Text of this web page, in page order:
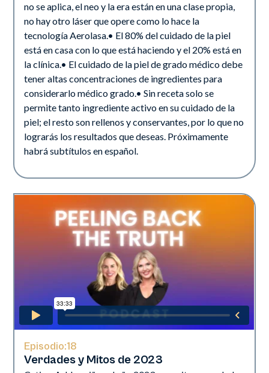
no se aplica, el neo y la era están en una clase propia,
no hay otro láser que opere como lo hace la
tecnología Aerolasa.• El 80% del cuidado de la piel
está en casa con lo que está haciendo y el 20% está en
la clínica.• El cuidado de la piel de grado médico debe
tener altas concentraciones de ingredientes para
considerarlo médico grado.• Sin receta solo se
permite tanto ingrediente activo en su cuidado de la
piel; el resto son rellenos y conservantes, por lo que no
lograrás los resultados que deseas. Próximamente
habrá subtítulos en español.
Episodio:18
Verdades y Mitos de 2023